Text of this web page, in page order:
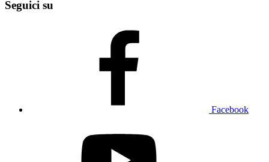
Seguici su
Facebook